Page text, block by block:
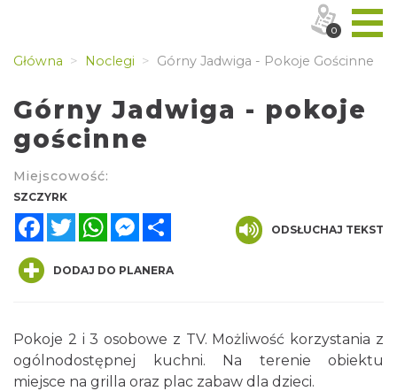
Główna Noclegi Górny Jadwiga - Pokoje Gościnne
Górny Jadwiga - pokoje
gościnne
Miejscowość:
SZCZYRK
FacebookTwitterWhatsAppMessenger
ODSŁUCHAJ TEKST
DODAJ DO PLANERA
Pokoje 2 i 3 osobowe z TV. Możliwość korzystania z
ogólnodostępnej kuchni. Na terenie obiektu
miejsce na grilla oraz plac zabaw dla dzieci.
0